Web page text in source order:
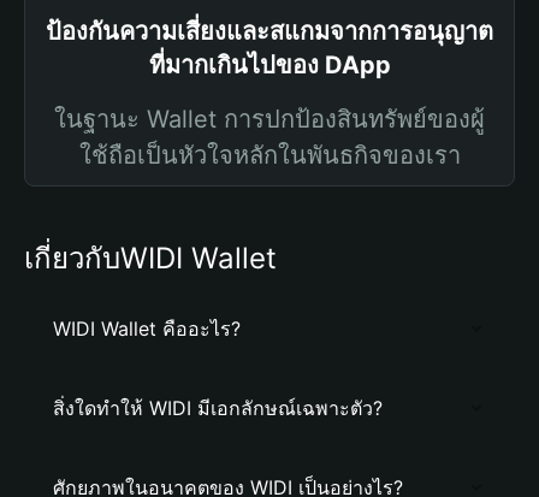
ป้องกันความเสี่ยงและสแกมจากการอนุญาต
ที่มากเกินไปของ DApp
ในฐานะ Wallet การปกป้องสินทรัพย์ของผู้
ใช้ถือเป็นหัวใจหลักในพันธกิจของเรา
เกี่ยวกับWIDI Wallet
WIDI Wallet คืออะไร?
สิ่งใดทำให้ WIDI มีเอกลักษณ์เฉพาะตัว?
ศักยภาพในอนาคตของ WIDI เป็นอย่างไร?